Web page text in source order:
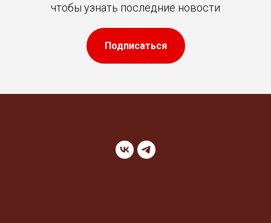
чтобы узнать последние новости
Подписаться